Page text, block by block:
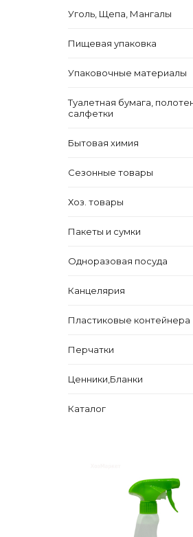
Уголь, Щепа, Мангалы
Пищевая упаковка
Упаковочные материалы
Туалетная бумага,
салфетки
Бытовая химия
Сезонные товары
Хоз. товары
Пакеты и сумки
Одноразовая посуда
Канцелярия
Пластиковые контейнера
Перчатки
Ценники,Бланки
Каталог